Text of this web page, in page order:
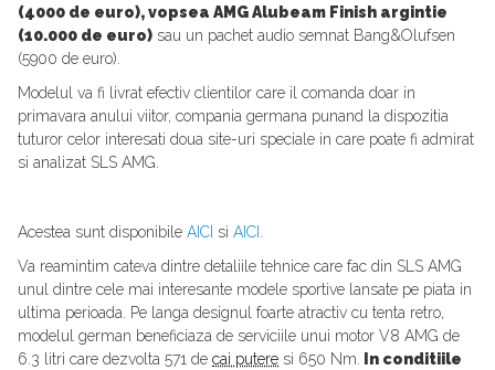
(4000 de euro), vopsea AMG Alubeam Finish argintie
(10.000 de euro) sau un pachet audio semnat Bang&Olufsen
(5900 de euro).
Modelul va fi livrat efectiv clientilor care il comanda doar in
primavara anului viitor, compania germana punand la dispozitia
tuturor celor interesati doua site-uri speciale in care poate fi admirat
si analizat SLS AMG.
Acestea sunt disponibile AICI si AICI
Va reamintim cateva dintre detaliile tehnice care fac din SLS AMG
unul dintre cele mai interesante modele sportive lansate pe piata in
ultima perioada. Pe langa designul foarte atractiv cu tenta retro,
modelul german beneficiaza de serviciile unui motor V8 AMG de
6.3 litri care dezvolta 571 de cai putere si 650 Nm.
In conditiile